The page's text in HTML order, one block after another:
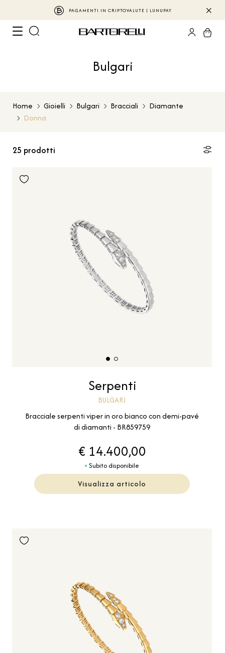
PAGAMENTI IN CRIPTOVALUTE | LUNUPAY
Bulgari
Home Gioielli Bulgari Bracciali
Diamante
Donna
25 prodotti
Serpenti
BULGARI
Bracciale serpenti viper in oro bianco con demi-pavé
di diamanti - BR859759
€ 14.400,00
Subito disponibile
Visualizza articolo